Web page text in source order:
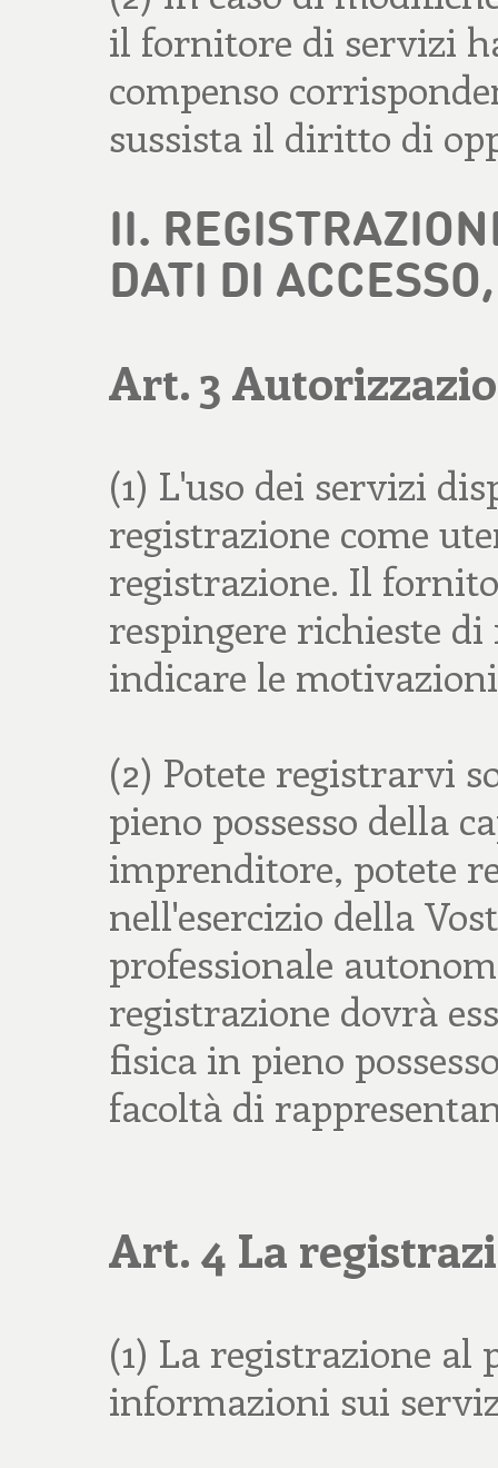
il fornitore di servizi
compenso
sussista il diritto di
II.
DATI DI
Art. 3
(1) L'uso dei servizi
registrazione come
registrazione. Il
respingere richieste
indicare le
(2) Potete registrarvi
pieno possesso della
imprenditore, potete
nell'esercizio della
professionale
registrazione dovrà
fisica in pieno
facoltà di
Art. 4 La
(1) La registrazione al
informazioni sui